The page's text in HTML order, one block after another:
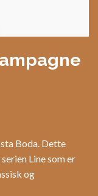
Boda. Dette
Line som er
og